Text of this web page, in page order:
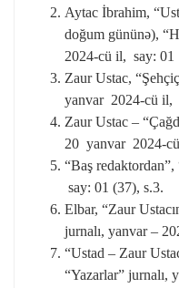
Aytac İbrahim,
doğum gününə),
2024-cü il, say: 01
Zaur Ustac,
yanvar 2024-cü il,
Zaur Ustac –
20 yanvar 2024-
“Baş
say: 01 (37), s.3.
Elbar, “Zaur
jurnalı, yanvar –
“Ustad – Zaur
“Yazarlar” jurnalı,